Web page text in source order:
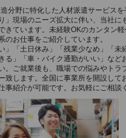
分野に特化した人材派遣サービスを
」現場のニーズ拡大に伴い、当社に
きています。未経験OKのカンタン軽
のお仕事をご紹介しています。
」「土日休み」「残業少なめ」「未
る」「車・バイク通勤がいい」など
。ご就業後も、職場での悩みやトラ
致します。全国に事業所を開設して
事紹介が可能です。お気軽にご相談